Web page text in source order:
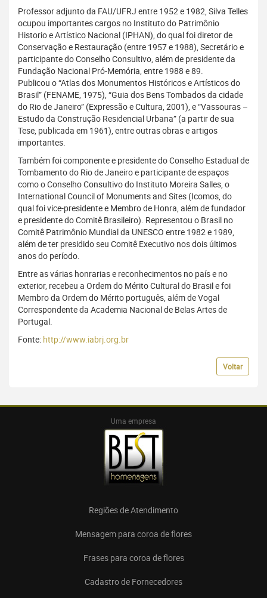
Professor adjunto da FAU/UFRJ entre 1952 e 1982, Silva Telles
ocupou importantes cargos no Instituto do Patrimônio
Historio e Artístico Nacional (IPHAN), do qual foi diretor de
Conservação e Restauração (entre 1957 e 1988), Secretário e
participante do Conselho Consultivo, além de presidente da
Fundação Nacional Pró-Memória, entre 1988 e 89.
Publicou o “Atlas dos Monumentos Históricos e Artísticos do
Brasil” (FENAME, 1975), “Guia dos Bens Tombados da cidade
do Rio de Janeiro” (Expressão e Cultura, 2001), e “Vassouras –
Estudo da Construção Residencial Urbana” (a partir de sua
Tese, publicada em 1961), entre outras obras e artigos
importantes.
Também foi componente e presidente do Conselho Estadual de
Tombamento do Rio de Janeiro e participante de espaços
como o Conselho Consultivo do Instituto Moreira Salles, o
International Council of Monuments and Sites (Icomos, do
qual foi vice-presidente e Membro de Honra, além de fundador
e presidente do Comitê Brasileiro). Representou o Brasil no
Comitê Patrimônio Mundial da UNESCO entre 1982 e 1989,
além de ter presidido seu Comitê Executivo nos dois últimos
anos do período.
Entre as várias honrarias e reconhecimentos no país e no
exterior, recebeu a Ordem do Mérito Cultural do Brasil e foi
Membro da Ordem do Mérito português, além de Vogal
Correspondente da Academia Nacional de Belas Artes de
Portugal.
Fonte: http://www.iabrj.org.br
Voltar
Uma empresa
Regiões de Atendimento
Mensagem para coroa de flores
Frases para coroa de flores
Cadastro de Fornecedores